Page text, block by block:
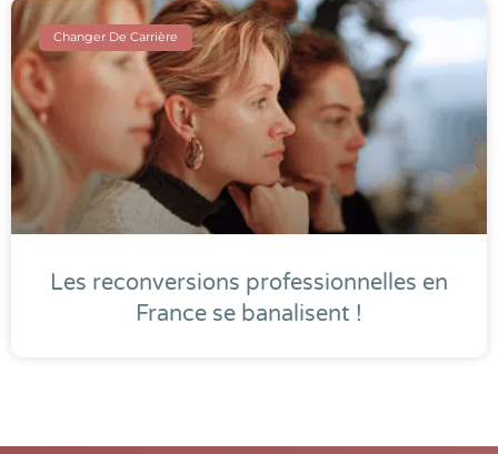
Changer De Carrière
Les reconversions professionnelles en
France se banalisent !